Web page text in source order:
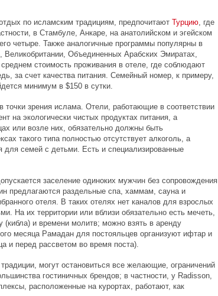
по исламским традициям, предпочитают Турцию, где
в Стамбуле, Анкаре, на анатолийском и эгейском
четыре. Также аналогичные программы популярны в
Объединенных Арабских Эмиратах,
стоимость проживания в отеле, где соблюдают
за счет качества питания. Семейный номер, к примеру,
минимум в $150 в сутки.
точки зрения ислама. Отели, работающие в соответствии
на экологически чистых продуктах питания, а
или возле них, обязательно должны быть
такого типа полностью отсутствует алкоголь, а
для семей с детьми. Есть и специализированные
заселение одиноких мужчин без сопровождения
предлагаются раздельные спа, хаммам, сауна и
отеля. В таких отелях нет каналов для взрослых
На их территории или вблизи обязательно есть мечеть,
(кибла) и времени молитв; можно взять в аренду
месяца Рамадан для постояльцев организуют ифтар и
и перед рассветом во время поста).
могут остановиться все желающие, ограничений
гостиничных брендов; в частности, у Radisson,
расположенные на курортах, работают, как